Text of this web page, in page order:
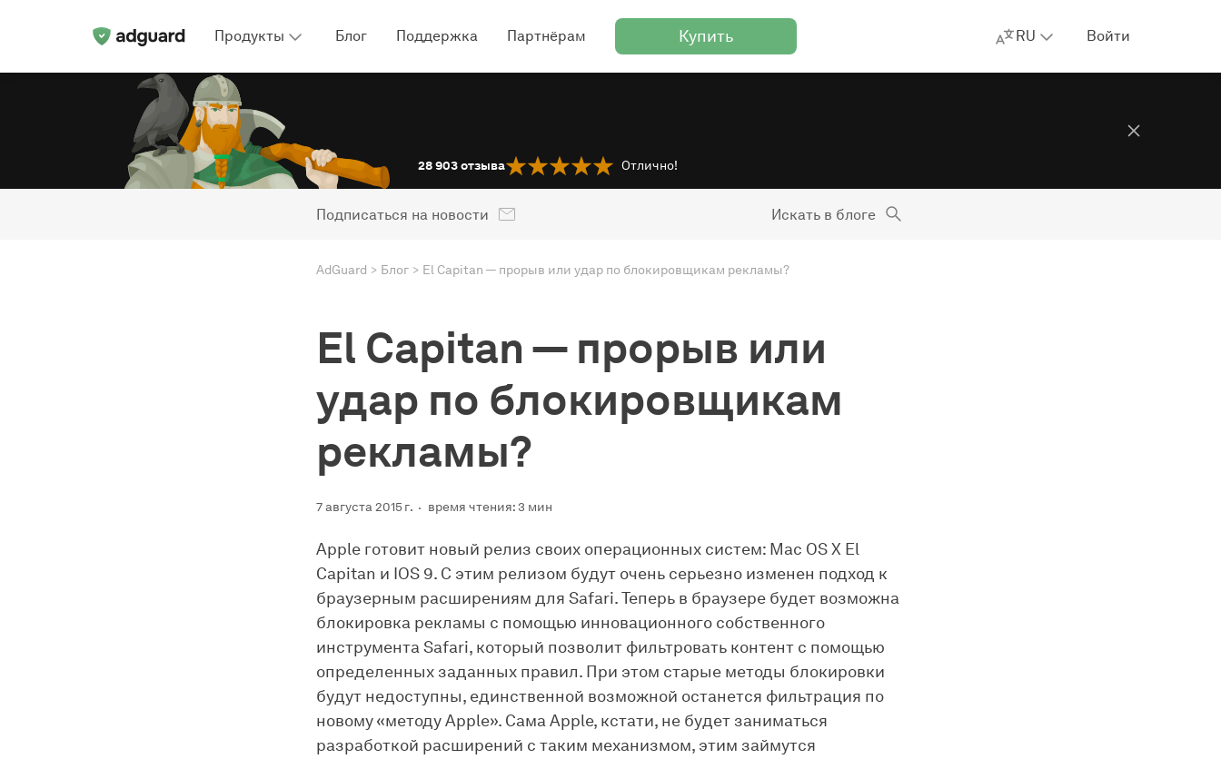
Продукты Блог Поддержка Партнёрам Купить RU Войти
28 903отзыва Отлично!
Подписаться на новости Искать в блоге
AdGuard Блог El Capitan — прорыв или удар по блокировщикам рекламы?
El Capitan — прорыв или
удар по блокировщикам
рекламы?
7 августа 2015 г. время чтения: 3 мин
Apple готовит новый релиз своих операционных систем: Mac OS X El
Capitan и IOS 9. С этим релизом будут очень серьезно изменен подход к
браузерным расширениям для Safari. Теперь в браузере будет возможна
блокировка рекламы с помощью инновационного собственного
инструмента Safari, который позволит фильтровать контент с помощью
определенных заданных правил. При этом старые методы блокировки
будут недоступны, единственной возможной останется фильтрация по
новому «методу Apple». Сама Apple, кстати, не будет заниматься
разработкой расширений с таким механизмом, этим займутся